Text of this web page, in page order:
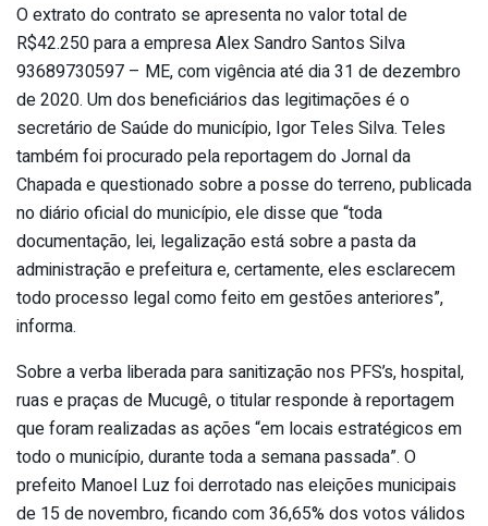
O extrato do contrato se apresenta no valor total de
R$42.250 para a empresa Alex Sandro Santos Silva
93689730597 – ME, com vigência até dia 31 de dezembro
de 2020. Um dos beneficiários das legitimações é o
secretário de Saúde do município, Igor Teles Silva. Teles
também foi procurado pela reportagem do Jornal da
Chapada e questionado sobre a posse do terreno, publicada
no diário oficial do município, ele disse que “toda
documentação, lei, legalização está sobre a pasta da
administração e prefeitura e, certamente, eles esclarecem
todo processo legal como feito em gestões anteriores”,
informa.
Sobre a verba liberada para sanitização nos PFS’s, hospital,
ruas e praças de Mucugê, o titular responde à reportagem
que foram realizadas as ações “em locais estratégicos em
todo o município, durante toda a semana passada”. O
prefeito Manoel Luz foi derrotado nas eleições municipais
de 15 de novembro, ficando com 36,65% dos votos válidos